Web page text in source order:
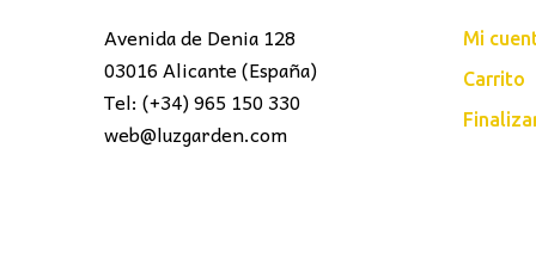
Avenida de Denia 128
03016 Alicante (España)
Tel: (+34) 965 150 330
web@luzgarden.com
Mi
Carrito